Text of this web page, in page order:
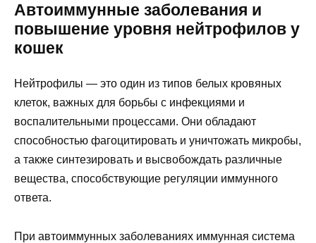
Автоиммунные заболевания и
повышение уровня нейтрофилов у
кошек
Нейтрофилы — это один из типов белых кровяных
клеток, важных для борьбы с инфекциями и
воспалительными процессами. Они обладают
способностью фагоцитировать и уничтожать микробы,
а также синтезировать и высвобождать различные
вещества, способствующие регуляции иммунного
ответа.
При автоиммунных заболеваниях иммунная система